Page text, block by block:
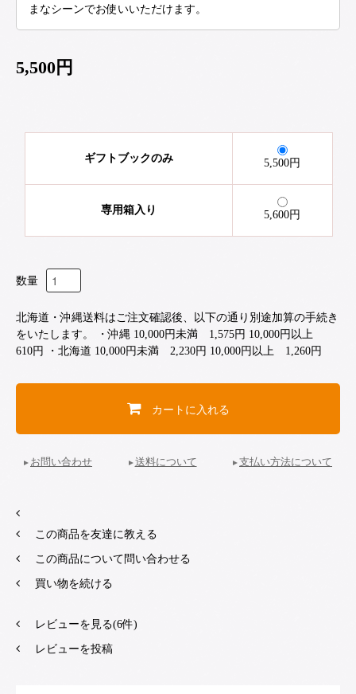
まなシーンでお使いいただけます。
5,500円
ギフトブックのみ 5,500円
専用箱入り 5,600円
数量
北海道・沖縄送料はご注文確認後、以下の通り別途加算の手続き
をいたします。 ・沖縄 10,000円未満 1,575円 10,000円以上
610円 ・北海道 10,000円未満 2,230円 10,000円以上 1,260円
カートに入れる
お問い合わせ 送料について 支払い方法について
この商品を友達に教える
この商品について問い合わせる
買い物を続ける
レビューを見る(6件)
レビューを投稿